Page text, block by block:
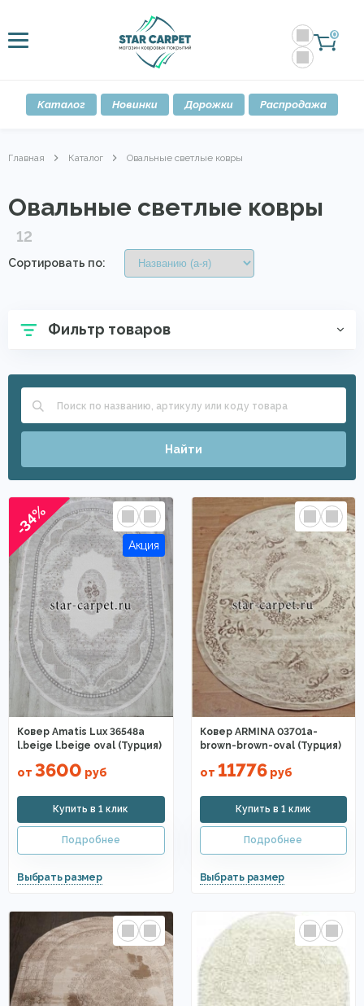
0
Каталог Новинки Дорожки Распродажа
Главная Каталог Овальные светлые ковры
Овальные светлые ковры
12
Сортировать по:
Фильтр товаров
Найти
-34%
Ковер Amatis Lux 36548a
l.beige l.beige oval (Турция)
от 3600 руб
Ковер ARMINA 03701a-
brown-brown-oval (Турция)
от 11776руб